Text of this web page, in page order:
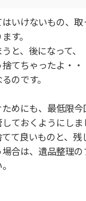
いけないもの、
す。
と、後になって、
てちゃったよ・・
のです。
めにも、最低限
ておくようにしま
て良いものと、残
合は、遺品整理